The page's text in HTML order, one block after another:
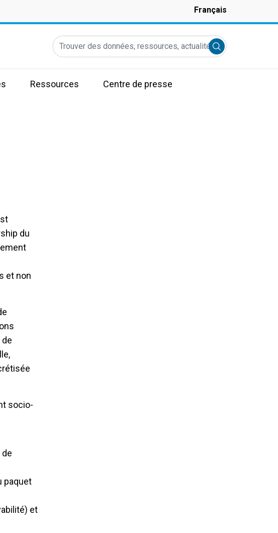
Français
Trouver des données, ressources, actualités et autres
Submit search
Ressources Centre de presse
du
et non
socio-
paquet
et